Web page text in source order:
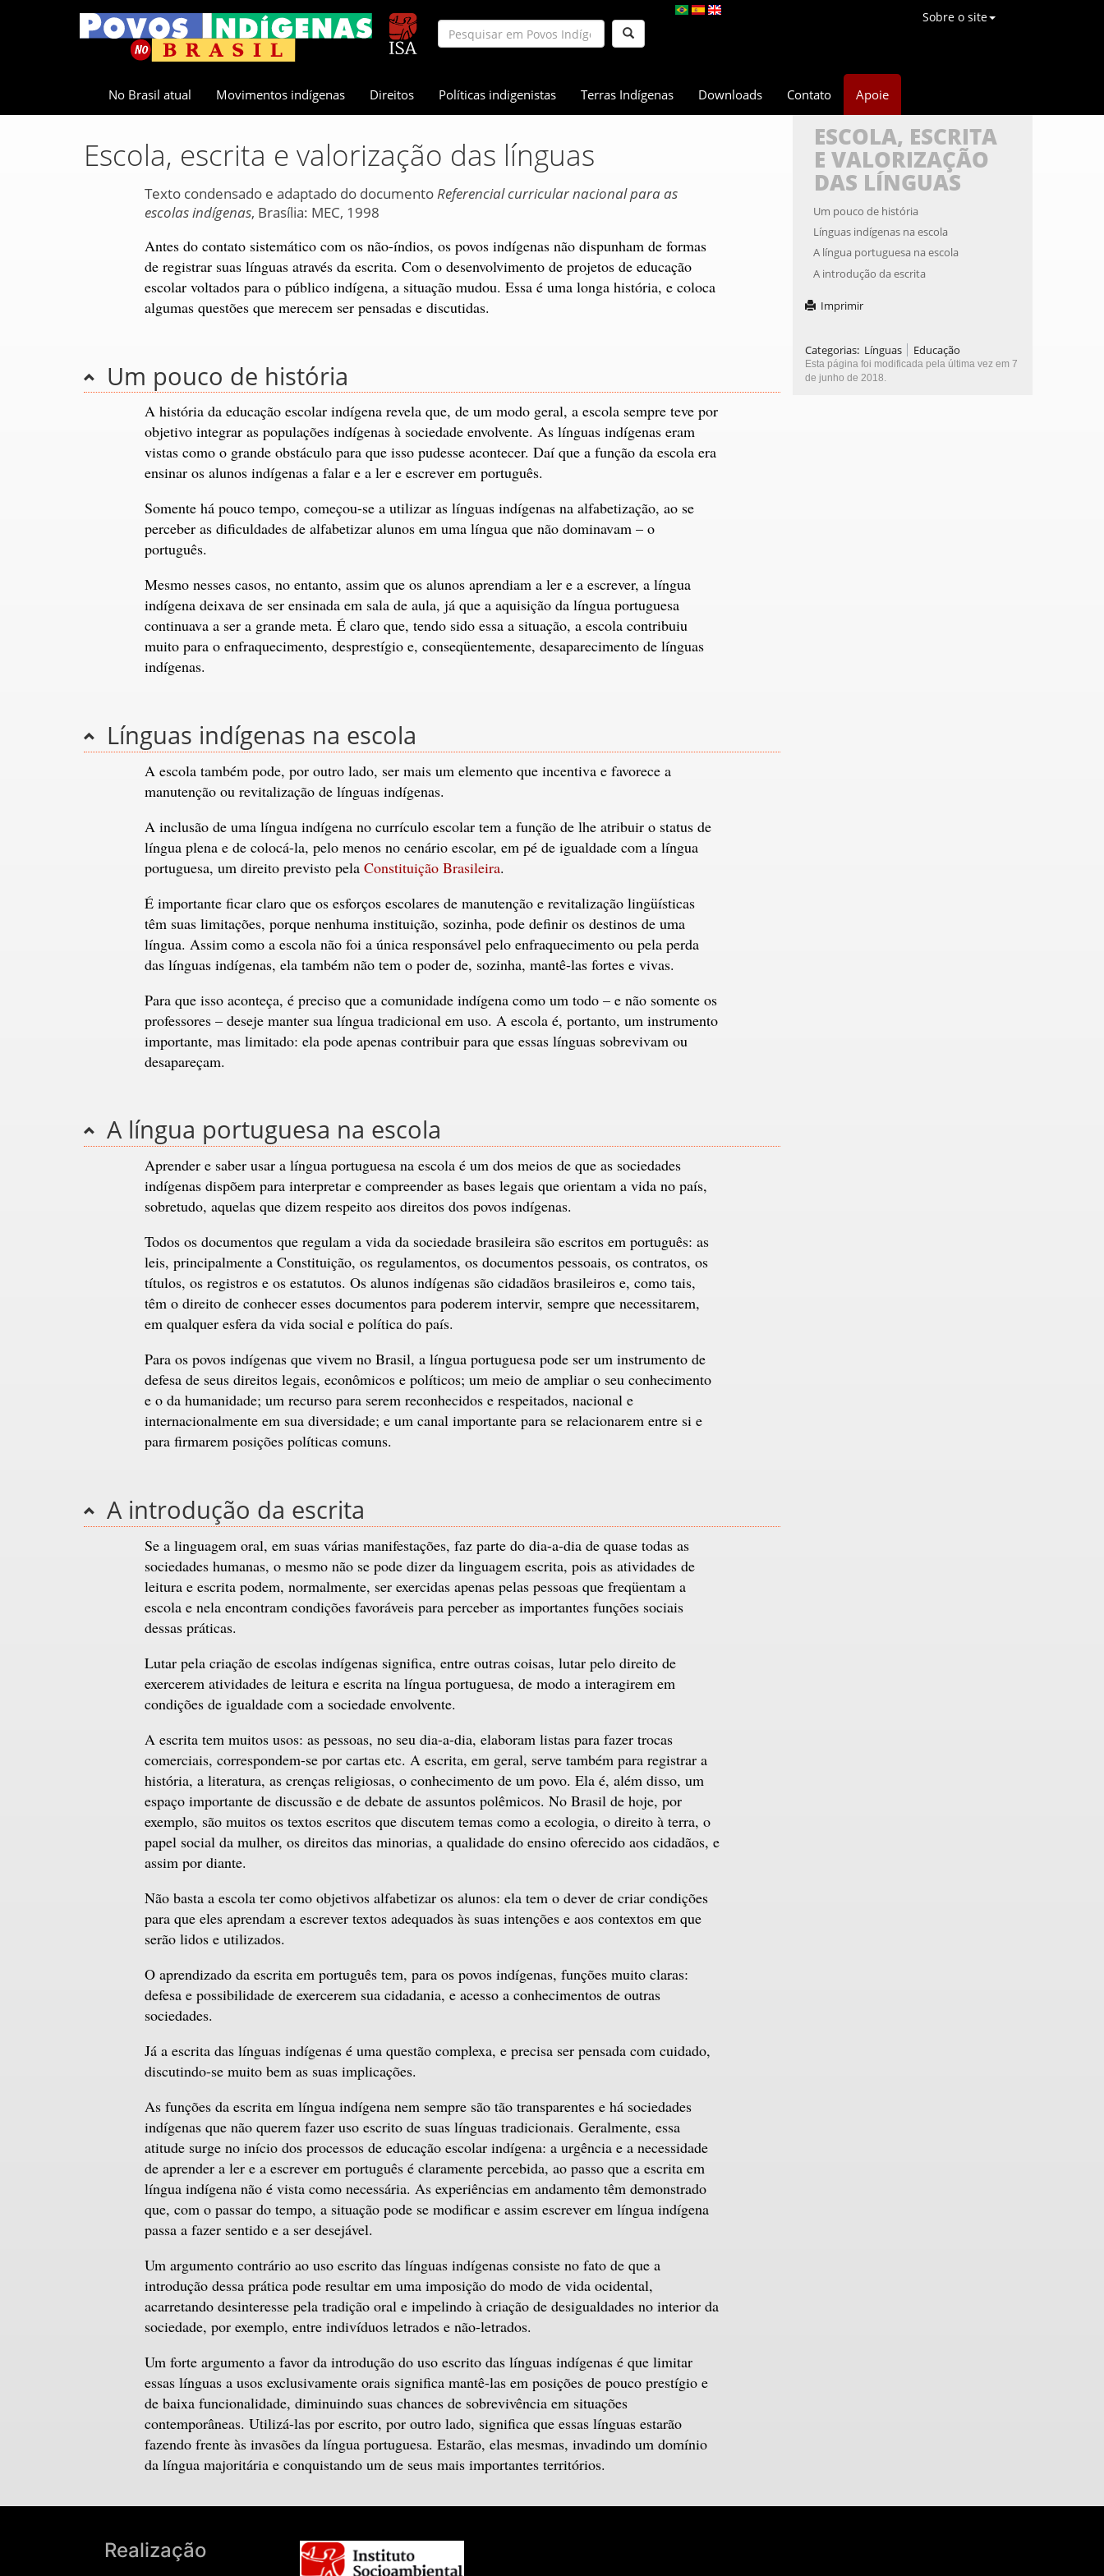
Sobre o site
No Brasil atual Movimentos indígenas Direitos Políticas indigenistas Terras Indígenas Downloads Contato Apoie
Escola, escrita e valorização das línguas
Texto condensado e adaptado do documentoReferencial curricular nacional para as
escolas indígenas, Brasília: MEC, 1998
Antes do contato sistemático com os não-índios, os povos indígenas não dispunham de formas
de registrar suas línguas através da escrita. Com o desenvolvimento de projetos de educação
escolar voltados para o público indígena, a situação mudou. Essa é uma longa história, e coloca
algumas questões que merecem ser pensadas e discutidas.
Um pouco de história
A história da educação escolar indígena revela que, de um modo geral, a escola sempre teve por
objetivo integrar as populações indígenas à sociedade envolvente. As línguas indígenas eram
vistas como o grande obstáculo para que isso pudesse acontecer. Daí que a função da escola era
ensinar os alunos indígenas a falar e a ler e escrever em português.
Somente há pouco tempo, começou-se a utilizar as línguas indígenas na alfabetização, ao se
perceber as dificuldades de alfabetizar alunos em uma língua que não dominavam – o
português.
Mesmo nesses casos, no entanto, assim que os alunos aprendiam a ler e a escrever, a língua
indígena deixava de ser ensinada em sala de aula, já que a aquisição da língua portuguesa
continuava a ser a grande meta. É claro que, tendo sido essa a situação, a escola contribuiu
muito para o enfraquecimento, desprestígio e, conseqüentemente, desaparecimento de línguas
indígenas.
Línguas indígenas na escola
A escola também pode, por outro lado, ser mais um elemento que incentiva e favorece a
manutenção ou revitalização de línguas indígenas.
A inclusão de uma língua indígena no currículo escolar tem a função de lhe atribuir o status de
língua plena e de colocá-la, pelo menos no cenário escolar, em pé de igualdade com a língua
portuguesa, um direito previsto pela Constituição Brasileira.
É importante ficar claro que os esforços escolares de manutenção e revitalização lingüísticas
têm suas limitações, porque nenhuma instituição, sozinha, pode definir os destinos de uma
língua. Assim como a escola não foi a única responsável pelo enfraquecimento ou pela perda
das línguas indígenas, ela também não tem o poder de, sozinha, mantê-las fortes e vivas.
Para que isso aconteça, é preciso que a comunidade indígena como um todo – e não somente os
professores – deseje manter sua língua tradicional em uso. A escola é, portanto, um instrumento
importante, mas limitado: ela pode apenas contribuir para que essas línguas sobrevivam ou
desapareçam.
A língua portuguesa na escola
Aprender e saber usar a língua portuguesa na escola é um dos meios de que as sociedades
indígenas dispõem para interpretar e compreender as bases legais que orientam a vida no país,
sobretudo, aquelas que dizem respeito aos direitos dos povos indígenas.
Todos os documentos que regulam a vida da sociedade brasileira são escritos em português: as
leis, principalmente a Constituição, os regulamentos, os documentos pessoais, os contratos, os
títulos, os registros e os estatutos. Os alunos indígenas são cidadãos brasileiros e, como tais,
têm o direito de conhecer esses documentos para poderem intervir, sempre que necessitarem,
em qualquer esfera da vida social e política do país.
Para os povos indígenas que vivem no Brasil, a língua portuguesa pode ser um instrumento de
defesa de seus direitos legais, econômicos e políticos; um meio de ampliar o seu conhecimento
e o da humanidade; um recurso para serem reconhecidos e respeitados, nacional e
internacionalmente em sua diversidade; e um canal importante para se relacionarem entre si e
para firmarem posições políticas comuns.
A introdução da escrita
Se a linguagem oral, em suas várias manifestações, faz parte do dia-a-dia de quase todas as
sociedades humanas, o mesmo não se pode dizer da linguagem escrita, pois as atividades de
leitura e escrita podem, normalmente, ser exercidas apenas pelas pessoas que freqüentam a
escola e nela encontram condições favoráveis para perceber as importantes funções sociais
dessas práticas.
Lutar pela criação de escolas indígenas significa, entre outras coisas, lutar pelo direito de
exercerem atividades de leitura e escrita na língua portuguesa, de modo a interagirem em
condições de igualdade com a sociedade envolvente.
A escrita tem muitos usos: as pessoas, no seu dia-a-dia, elaboram listas para fazer trocas
comerciais, correspondem-se por cartas etc. A escrita, em geral, serve também para registrar a
história, a literatura, as crenças religiosas, o conhecimento de um povo. Ela é, além disso, um
espaço importante de discussão e de debate de assuntos polêmicos. No Brasil de hoje, por
exemplo, são muitos os textos escritos que discutem temas como a ecologia, o direito à terra, o
papel social da mulher, os direitos das minorias, a qualidade do ensino oferecido aos cidadãos, e
assim por diante.
Não basta a escola ter como objetivos alfabetizar os alunos: ela tem o dever de criar condições
para que eles aprendam a escrever textos adequados às suas intenções e aos contextos em que
serão lidos e utilizados.
O aprendizado da escrita em português tem, para os povos indígenas, funções muito claras:
defesa e possibilidade de exercerem sua cidadania, e acesso a conhecimentos de outras
sociedades.
Já a escrita das línguas indígenas é uma questão complexa, e precisa ser pensada com cuidado,
discutindo-se muito bem as suas implicações.
As funções da escrita em língua indígena nem sempre são tão transparentes e há sociedades
indígenas que não querem fazer uso escrito de suas línguas tradicionais. Geralmente, essa
atitude surge no início dos processos de educação escolar indígena: a urgência e a necessidade
de aprender a ler e a escrever em português é claramente percebida, ao passo que a escrita em
língua indígena não é vista como necessária. As experiências em andamento têm demonstrado
que, com o passar do tempo, a situação pode se modificar e assim escrever em língua indígena
passa a fazer sentido e a ser desejável.
Um argumento contrário ao uso escrito das línguas indígenas consiste no fato de que a
introdução dessa prática pode resultar em uma imposição do modo de vida ocidental,
acarretando desinteresse pela tradição oral e impelindo à criação de desigualdades no interior da
sociedade, por exemplo, entre indivíduos letrados e não-letrados.
Um forte argumento a favor da introdução do uso escrito das línguas indígenas é que limitar
essas línguas a usos exclusivamente orais significa mantê-las em posições de pouco prestígio e
de baixa funcionalidade, diminuindo suas chances de sobrevivência em situações
contemporâneas. Utilizá-las por escrito, por outro lado, significa que essas línguas estarão
fazendo frente às invasões da língua portuguesa. Estarão, elas mesmas, invadindo um domínio
da língua majoritária e conquistando um de seus mais importantes territórios.
ESCOLA, ESCRITA
E VALORIZAÇÃO
DAS LÍNGUAS
Um pouco de história
Línguas indígenas na escola
A língua portuguesa na escola
A introdução da escrita
Imprimir
Categorias: Línguas Educação
Esta página foi modificada pela última vez em 7
de junho de 2018.